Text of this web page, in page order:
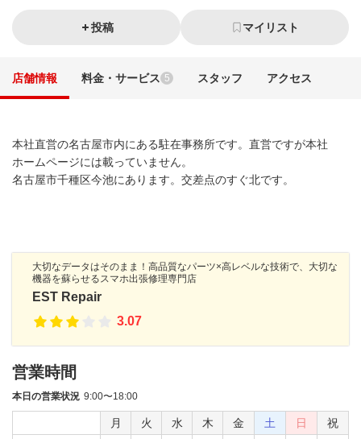
投稿 マイリスト
店舗情報 料金・サービス 5 スタッフ アクセス
本社直営の名古屋市内にある駐在事務所です。直営ですが本社
ホームページには載っていません。
名古屋市千種区今池にあります。交差点のすぐ北です。
大切なデータはそのまま！高品質なパーツ×高レベルな技術で、大切な
機器を蘇らせるスマホ出張修理専門店
EST Repair
3.07
営業時間
本日の営業状況 9:00〜18:00
月 火 水 木 金 土 日
祝